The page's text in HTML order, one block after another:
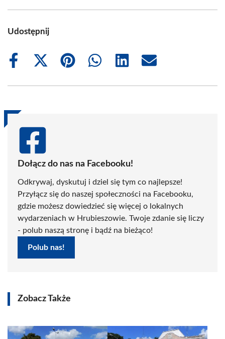
Udostępnij
Share
Share
(Twitter)
Share
Share
Share
Share
Dołącz do nas na Facebooku!
Odkrywaj, dyskutuj i dziel się tym co najlepsze!
Przyłącz się do naszej społeczności na Facebooku,
gdzie możesz dowiedzieć się więcej o lokalnych
wydarzeniach w Hrubieszowie. Twoje zdanie się liczy
- polub naszą stronę i bądź na bieżąco!
Polub nas!
Zobacz Także